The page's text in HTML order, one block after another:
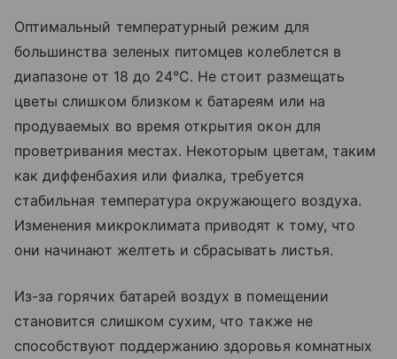
Оптимальный температурный режим для
большинства зеленых питомцев колеблется в
диапазоне от 18 до 24°C. Не стоит размещать
цветы слишком близком к батареям или на
продуваемых во время открытия окон для
проветривания местах. Некоторым цветам, таким
как диффенбахия или фиалка, требуется
стабильная температура окружающего воздуха.
Изменения микроклимата приводят к тому, что
они начинают желтеть и сбрасывать листья.
Из-за горячих батарей воздух в помещении
становится слишком сухим, что также не
способствуют поддержанию здоровья комнатных